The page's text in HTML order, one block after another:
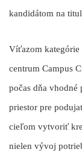
kandidátom na
Víťazom
centrum Campus
počas dňa vhodné
priestor pre
cieľom vytvoriť
nielen vývoj